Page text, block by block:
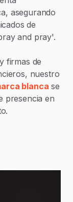
asegurando
de
and pray'.
firmas de
nuestro
blanca se
presencia en